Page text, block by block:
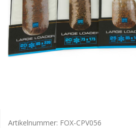
Artikelnummer: FOX-CPV056